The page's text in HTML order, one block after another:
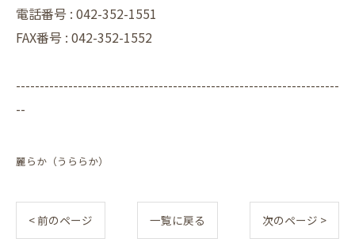
電話番号 : 042-352-1551
FAX番号 : 042-352-1552
--------------------------------------------------------------------
--
麗らか（うららか）
< 前のページ 一覧に戻る 次のページ >